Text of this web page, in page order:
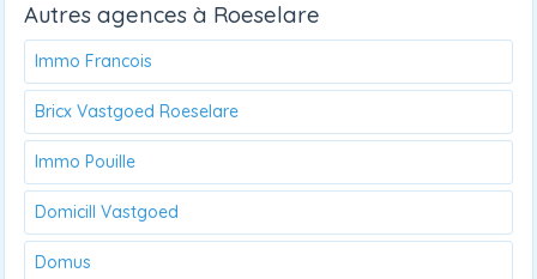
Autres agences à Roeselare
Immo Francois
Bricx Vastgoed Roeselare
Immo Pouille
Domicill Vastgoed
Domus